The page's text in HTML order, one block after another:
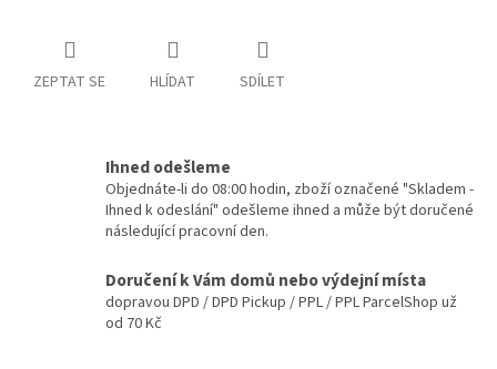
ZEPTAT SE HLÍDAT SDÍLET
Ihned odešleme
Objednáte-li do 08:00 hodin, zboží označené "Skladem -
Ihned k odeslání" odešleme ihned a může být doručené
následující pracovní den.
Doručení k Vám domů nebo výdejní místa
dopravou DPD / DPD Pickup / PPL / PPL ParcelShop už
od 70 Kč